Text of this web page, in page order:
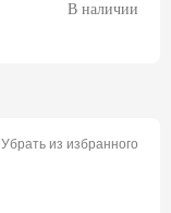
В наличии
Убрать из избранного